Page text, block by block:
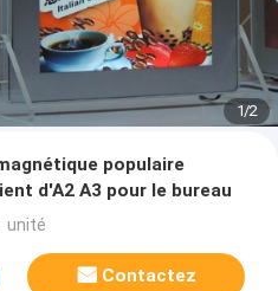
1/2
populaire
d'A2 A3 pour le bureau
unité
Contactez